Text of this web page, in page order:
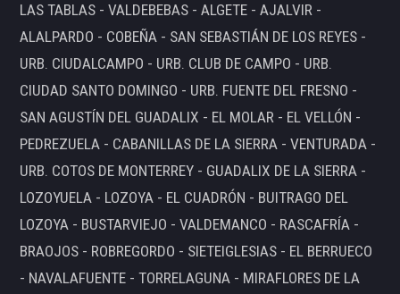
LAS TABLAS - VALDEBEBAS - ALGETE - AJALVIR -
ALALPARDO - COBEÑA - SAN SEBASTIÁN DE LOS REYES -
URB. CIUDALCAMPO - URB. CLUB DE CAMPO - URB.
CIUDAD SANTO DOMINGO - URB. FUENTE DEL FRESNO -
SAN AGUSTÍN DEL GUADALIX - EL MOLAR - EL VELLÓN -
PEDREZUELA - CABANILLAS DE LA SIERRA - VENTURADA -
URB. COTOS DE MONTERREY - GUADALIX DE LA SIERRA -
LOZOYUELA - LOZOYA - EL CUADRÓN - BUITRAGO DEL
LOZOYA - BUSTARVIEJO - VALDEMANCO - RASCAFRÍA -
BRAOJOS - ROBREGORDO - SIETEIGLESIAS - EL BERRUECO
- NAVALAFUENTE - TORRELAGUNA - MIRAFLORES DE LA